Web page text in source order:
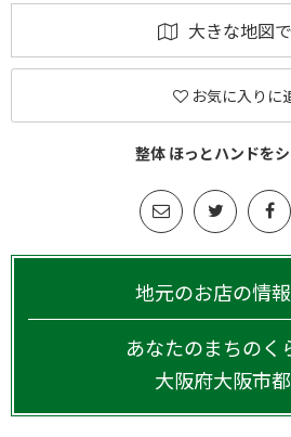
大きな地図
お気に入りに
整体 ほっとハンドを
地元のお店の情報
あなたのまちのく
大阪府大阪市